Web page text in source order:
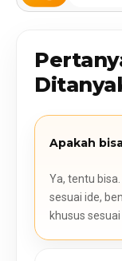
Apakah
Ya, tentu
sesuai ide,
khusus